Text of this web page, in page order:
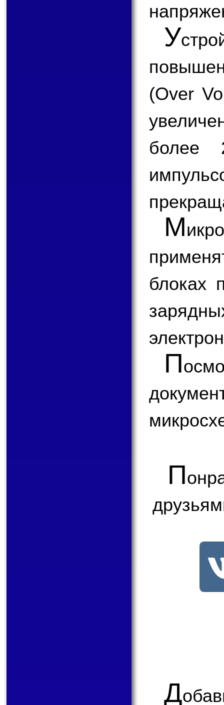
У
(Over
более
М
блоках
П
П
Д